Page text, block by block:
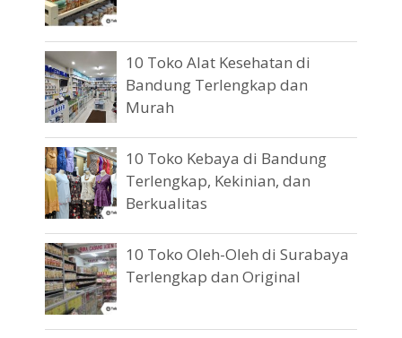
10 Toko Alat Kesehatan di
Bandung Terlengkap dan
Murah
10 Toko Kebaya di Bandung
Terlengkap, Kekinian, dan
Berkualitas
10 Toko Oleh-Oleh di Surabaya
Terlengkap dan Original